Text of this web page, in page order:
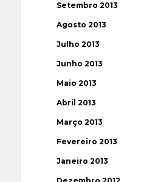
Setembro 2013
Agosto 2013
Julho 2013
Junho 2013
Maio 2013
Abril 2013
Março 2013
Fevereiro 2013
Janeiro 2013